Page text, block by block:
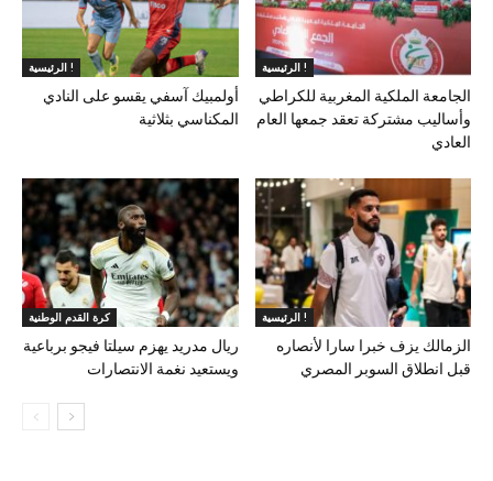
الرئيسية !
أولمبيك آسفي يقسو على النادي
المكناسي بثلاثية
الرئيسية !
الجامعة الملكية المغربية للكراطي
وأساليب مشتركة تعقد جمعها العام
العادي
كرة القدم الوطنية
ريال مدريد يهزم سيلتا فيجو برباعية
ويستعيد نغمة الانتصارات
الرئيسية !
الزمالك يزف خبرا سارا لأنصاره
قبل انطلاق السوبر المصري